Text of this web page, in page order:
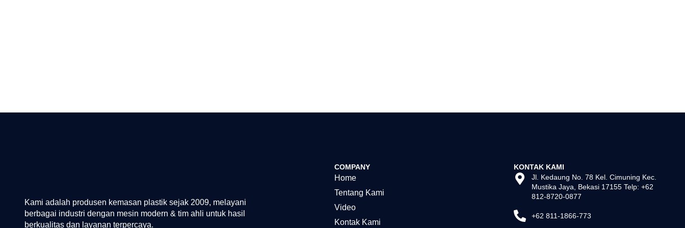
Kami adalah produsen kemasan plastik sejak 2009, melayani
berbagai industri dengan mesin modern & tim ahli untuk hasil
berkualitas dan layanan terpercaya.
COMPANY
Home
Tentang Kami
Video
Kontak Kami
KONTAK KAMI
Jl. Kedaung No. 78 Kel. Cimuning Kec.
Mustika Jaya, Bekasi 17155 Telp: +62
812-8720-0877
+62 811-1866-773